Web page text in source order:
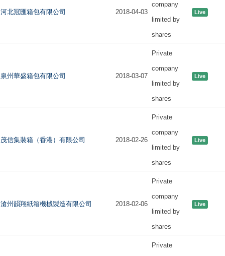
河北冠匯箱包有限公司 2018-04-03
company
limited by
shares
Live
泉州華盛箱包有限公司 2018-03-07
Private
company
limited by
shares
Live
茂信集裝箱（香港）有限公司 2018-02-26
Private
company
limited by
shares
Live
滄州韻翔紙箱機械製造有限公司 2018-02-06
Private
company
limited by
shares
Live
Private